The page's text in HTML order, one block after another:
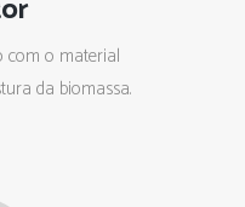
com o material
da biomassa.